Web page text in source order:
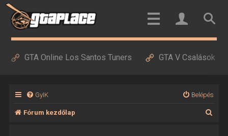
GTA Online Los Santos Tuners GTA V Csalások
GyIK Belépés
Fórum kezdőlap